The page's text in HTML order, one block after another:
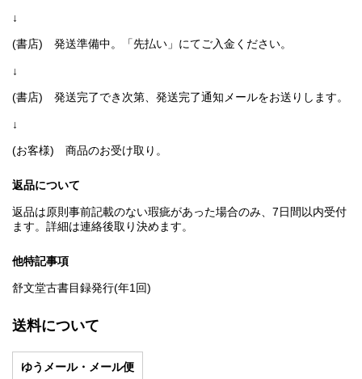
↓
(書店) 発送準備中。「先払い」にてご入金ください。
↓
(書店) 発送完了でき次第、発送完了通知メールをお送りします。
↓
(お客様) 商品のお受け取り。
返品について
返品は原則事前記載のない瑕疵があった場合のみ、7日間以内受付
ます。詳細は連絡後取り決めます。
他特記事項
舒文堂古書目録発行(年1回)
送料について
ゆうメール・メール便